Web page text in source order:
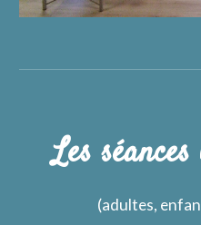
Les
(adultes,